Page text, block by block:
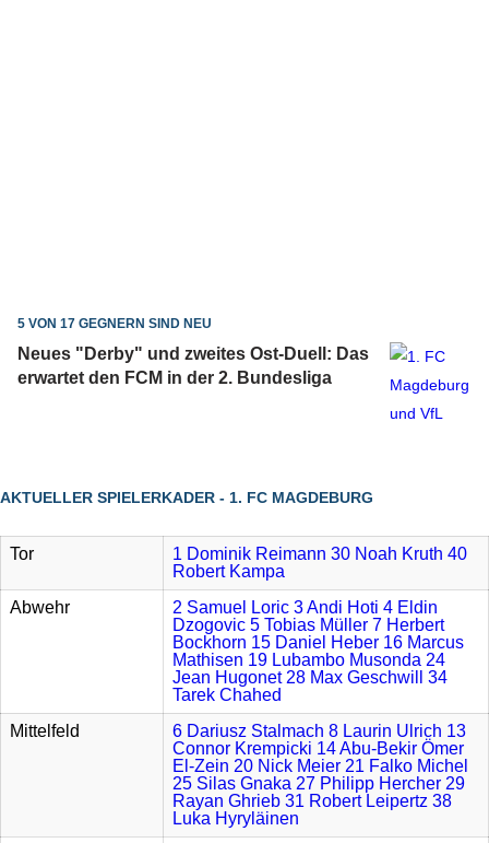
5 VON 17 GEGNERN SIND NEU
Neues "Derby" und zweites Ost-Duell: Das
erwartet den FCM in der 2. Bundesliga
AKTUELLER SPIELERKADER - 1. FC MAGDEBURG
Tor 1 Dominik Reimann 30 Noah Kruth 40
Robert Kampa
Abwehr
2 Samuel Loric 3 Andi Hoti 4 Eldin
Dzogovic 5 Tobias Müller 7 Herbert
Bockhorn 15 Daniel Heber 16 Marcus
Mathisen 19 Lubambo Musonda 24
Jean Hugonet 28 Max Geschwill
34
Tarek Chahed
Mittelfeld
6 Dariusz Stalmach 8 Laurin Ulrich 13
Connor Krempicki 14 Abu-Bekir Ömer
El-Zein 20 Nick Meier 21 Falko Michel
25 Silas Gnaka 27 Philipp Hercher 29
Rayan Ghrieb 31 Robert Leipertz 38
Luka Hyryläinen